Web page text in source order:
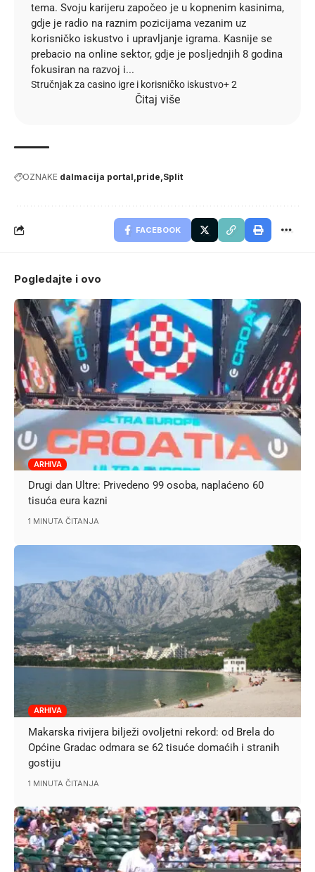
tema. Svoju karijeru započeo je u kopnenim kasinima,
gdje je radio na raznim pozicijama vezanim uz
korisničko iskustvo i upravljanje igrama. Kasnije se
prebacio na online sektor, gdje je posljednjih 8 godina
fokusiran na razvoj i...
Stručnjak za casino igre i korisničko iskustvo+ 2
Čitaj više
OZNAKE dalmacija portal pride Split
FACEBOOK
Pogledajte i ovo
ARHIVA
Drugi dan Ultre: Privedeno 99 osoba, naplaćeno 60
tisuća eura kazni
1 MINUTA ČITANJA
ARHIVA
Makarska rivijera bilježi ovoljetni rekord: od Brela do
Općine Gradac odmara se 62 tisuće domaćih i stranih
gostiju
1 MINUTA ČITANJA